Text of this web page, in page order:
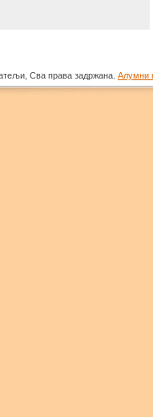
Сва права задржана. Алумни